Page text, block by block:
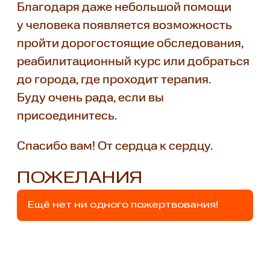
Благодаря даже небольшой помощи
у человека появляется возможность
пройти дорогостоящие обследования,
реабилитационный курс или добраться
до города, где проходит терапия.
Буду очень рада, если вы
присоединитесь.
Спасибо вам! От сердца к сердцу.
ПОЖЕЛАНИЯ
Ещё нет ни одного пожертвования!